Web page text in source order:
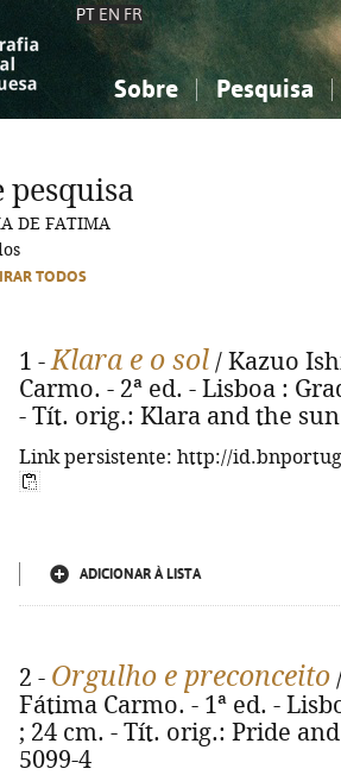
PT EN FR
Sobre Pesquisa
Ciências sociais...
Ciências sociais...
pesquisa
DE FATIMA
TODOS
1 -Klara e o sol / Kazuo
Carmo. - 2ª ed. - Lisboa :
- Tít. orig.: Klara and the
Link persistente: http://
ADICIONAR À LISTA
2 - Orgulho e preconceito
Fátima Carmo. - 1ª ed. -
; 24 cm. - Tít. orig.: Pride
5099-4